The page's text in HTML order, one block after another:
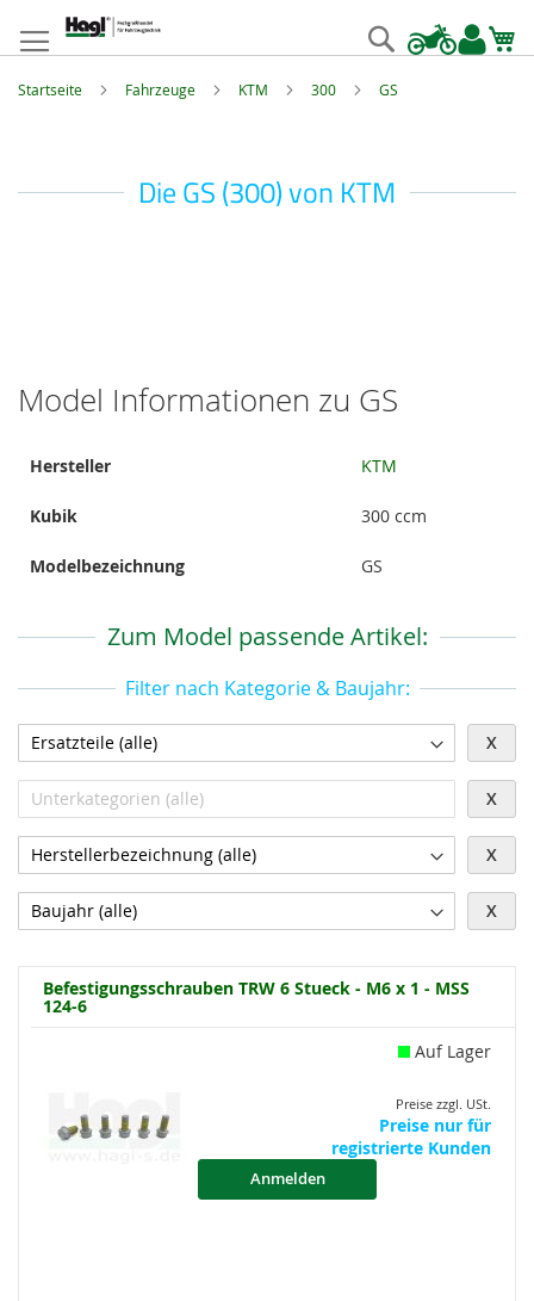
springen
Suche
Startseite Fahrzeuge KTM 300 GS
Die GS (300) von KTM
Model Informationen zu GS
Informationen
Hersteller KTM
Kubik 300 ccm
Modelbezeichnung GS
Zum Model passende Artikel:
Filter nach Kategorie & Baujahr:
X
X
X
X
Befestigungsschrauben TRW 6 Stueck - M6 x 1 - MSS
124-6
Auf Lager
Preise zzgl. USt.
Preise nur für
registrierte Kunden
Anmelden